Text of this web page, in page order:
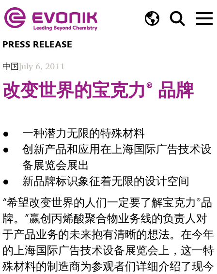
PRESS RELEASE
中国July 6, 2011
改变世界的宝克力® 品牌
一种潜力无限的特殊材料
创新产品和应用在上海国际广告技术设
备展览会展出
新品牌标识象征着无限的设计空间
“希望改变世界的人们一定要了解宝克力®品
牌。”赢创丙烯酸聚合物业务线的负责人对
于产品业务的未来抱有清晰的想法。在今年
的上海国际广告技术设备展览会上，这一特
殊材料的制造商为参观者们详细介绍了现今